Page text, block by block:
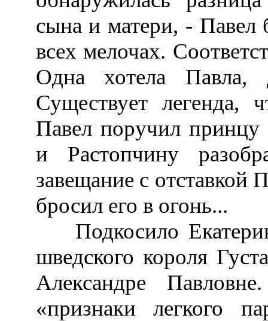
сына и матери, -
всех мелочах.
Одна хотела Павла,
Существует легенда,
Павел поручил
и Растопчину
завещание с отставкой
бросил его в огонь...
Подкосило
шведского короля
Александре
«признаки легкого